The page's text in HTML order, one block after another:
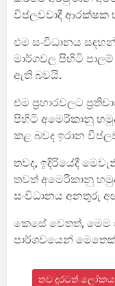
විප්ලවවාදී ආරක්ෂක
එම සංවිධානය
මාර්ගවල පිහිටි
ඇති බවයි.
එම ප්‍රහාරවලට
පිහිටි අමෙරිකානු
කළ බවද ඉරාන
තවද, ඉදිරියේදී
තවත් අමෙරිකානු
සංවිධානය අනතුරු
කෙසේ වෙතත්,
පාර්ශවයෙන්
තව දුරටත්